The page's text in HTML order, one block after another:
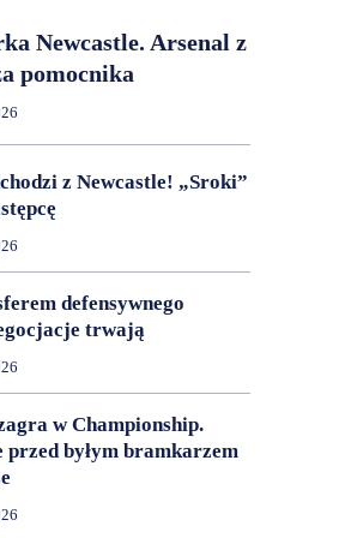
Newcastle. Arsenal z
pomocnika
z Newcastle! „Sroki”
defensywnego
trwają
w Championship.
przed byłym bramkarzem